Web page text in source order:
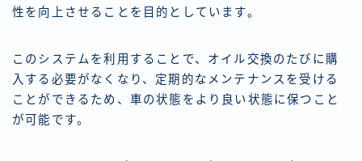
性を向上させることを目的としています。
このシステムを利用することで、オイル交換のたびに購
入する必要がなくなり、定期的なメンテナンスを受ける
ことができるため、車の状態をより良い状態に保つこと
が可能です。